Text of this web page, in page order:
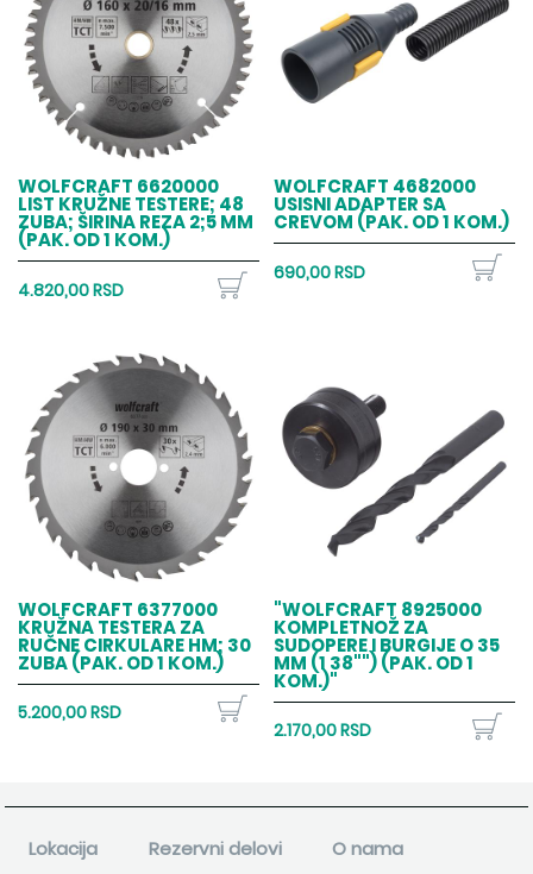
WOLFCRAFT 6620000
LIST KRUŽNE TESTERE; 48
ZUBA; ŠIRINA REZA 2;5 MM
(PAK. OD 1 KOM.)
4.820,00 RSD
WOLFCRAFT 4682000
USISNI ADAPTER SA
CREVOM (PAK. OD 1 KOM.)
690,00 RSD
WOLFCRAFT 6377000
KRUŽNA TESTERA ZA
RUČNE CIRKULARE HM; 30
ZUBA (PAK. OD 1 KOM.)
5.200,00 RSD
"WOLFCRAFT 8925000
KOMPLETNOŽ ZA
SUDOPERE I BURGIJE O 35
MM (1 38"") (PAK. OD 1
KOM.)"
2.170,00 RSD
Lokacija Rezervni delovi O nama